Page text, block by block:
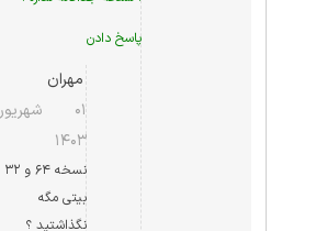
پاسخ دادن
مهران
۰۱ شهریور
۱۴۰۳
نسخه ۶۴ و ۳۲
بیتی مگه
نگذاشتید ؟